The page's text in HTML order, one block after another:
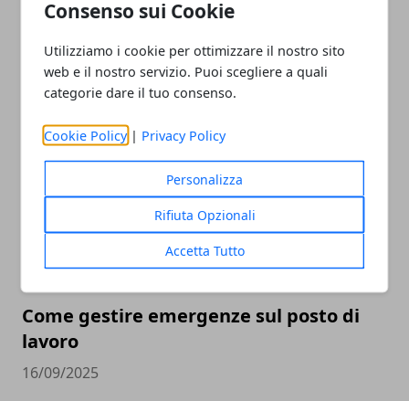
Consenso sui Cookie
Utilizziamo i cookie per ottimizzare il nostro sito
web e il nostro servizio. Puoi scegliere a quali
categorie dare il tuo consenso.
Cookie Policy | Privacy Policy
Personalizza
Rifiuta Opzionali
Accetta Tutto
Come gestire emergenze sul posto di
lavoro
16/09/2025